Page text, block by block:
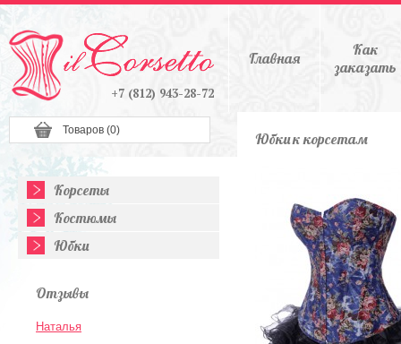
Товаров (0)
+7 (812) 943-28-72
Главная
Как
заказать
Корсеты
Костюмы
Юбки
Отзывы
Наталья
Юбки к корсетам